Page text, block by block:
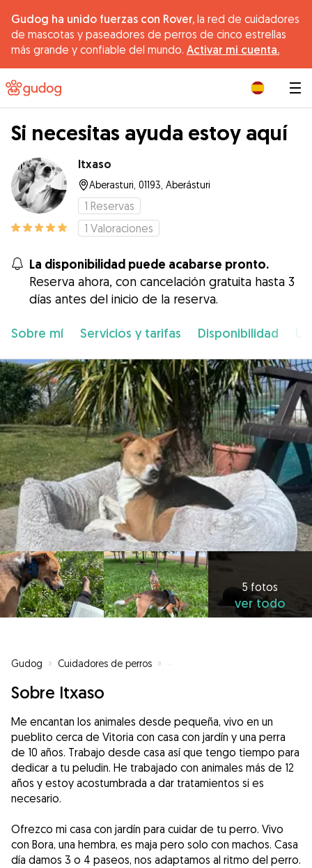
Gudog ha unido fuerzas con Rover, la red de cuidadores
de mascotas y paseadores de perros de cinco estrellas
más grande y confiable del mundo. Activar mi cuenta.
Si necesitas ayuda estoy aquí
Itxaso
Aberasturi, 01193, Aberásturi
1 Reservas
1 Valoraciones
La disponibilidad puede acabarse pronto.
Reserva ahora, con cancelación gratuita hasta 3
días antes del inicio de la reserva.
Sobre mí Servicios y tarifas Disponibilidad
5 fotos
ver todo
Gudog » Cuidadores de perros » Cuidadores de perros en
Sobre Itxaso
Me encantan los animales desde pequeña, vivo en un
pueblito cerca de Vitoria con casa con jardín y una perra
de 10 años. Trabajo desde casa así que tengo tiempo para
dedicar a tu peludin. He trabajado con animales más de 12
años y estoy acostumbrada a dar tratamientos si es
necesario.
Ofrezco mi casa con jardín para cuidar de tu perro. Vivo
con Bora, una hembra, es maja pero solo con machos. Casa
día damos 3 o 4 paseos, nos adaptamos al ritmo del perro.